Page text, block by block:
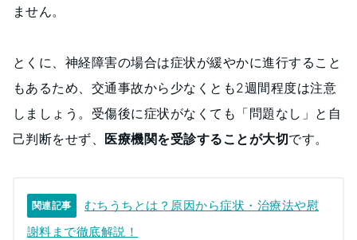
ません。
とくに、神経障害の場合は症状が緩やかに進行すること
もあるため、交通事故から少なくとも2週間程度は注意
しましょう。受傷後に症状がなくても「問題なし」と自
己判断をせず、 医療機関を受診することが大切です。
関連記事
むちうちとは？原因から症状・治療法や慰
謝料まで徹底解説！